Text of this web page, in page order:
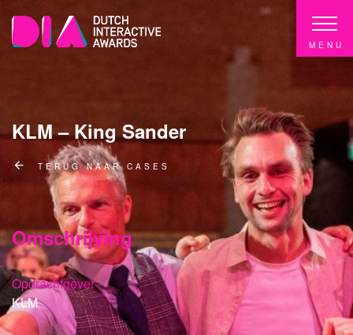
MENU
KLM – King Sander
TERUG NAAR CASES
Omschrijving
Opdrachtgever
KLM